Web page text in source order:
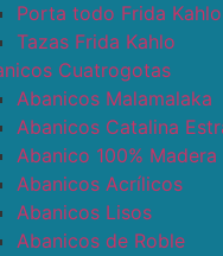
Porta todo Frida Kahlo
Tazas Frida Kahlo
Cuatrogotas
Abanicos Malamalaka
Abanicos Catalina
Abanico 100% Madera
Abanicos Acrílicos
Abanicos Lisos
Abanicos de Roble